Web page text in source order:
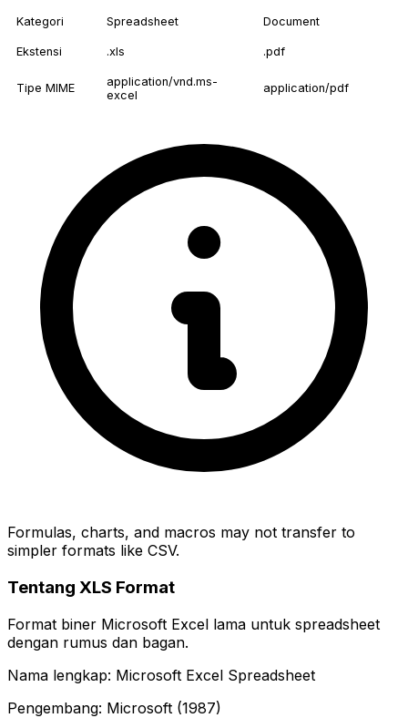
Kategori Spreadsheet Document
Ekstensi .xls .pdf
Tipe MIME
application/vnd.ms-
excel
application/pdf
Formulas, charts, and macros may not transfer to
simpler formats like CSV.
Tentang XLS Format
Format biner Microsoft Excel lama untuk spreadsheet
dengan rumus dan bagan.
Nama lengkap: Microsoft Excel Spreadsheet
Pengembang: Microsoft (1987)